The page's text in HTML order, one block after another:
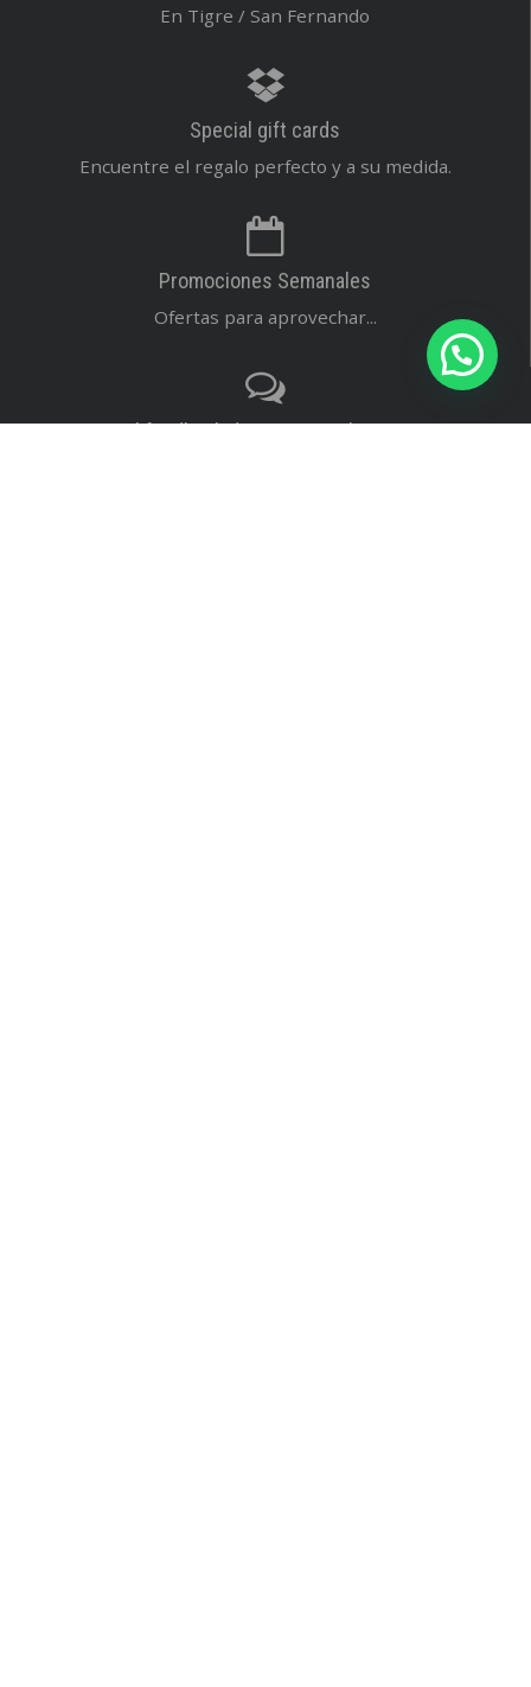
En Tigre / San Fernando
Special gift cards
Encuentre el regalo perfecto y a su medida.
Promociones Semanales
Ofertas para aprovechar...
El feedback de nuestros clientes